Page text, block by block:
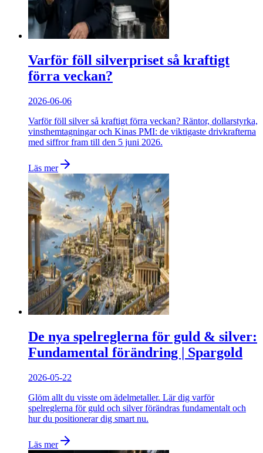
Varför föll silverpriset så kraftigt
förra veckan?
2026-06-06
Varför föll silver så kraftigt förra veckan? Räntor, dollarstyrka,
vinsthemtagningar och Kinas PMI: de viktigaste drivkrafterna
med siffror fram till den 5 juni 2026.
Läs mer
De nya spelreglerna för guld & silver:
Fundamental förändring | Spargold
2026-05-22
Glöm allt du visste om ädelmetaller. Lär dig varför
spelreglerna för guld och silver förändras fundamentalt och
hur du positionerar dig smart nu.
Läs mer